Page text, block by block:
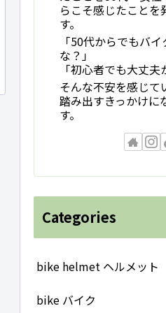
らこそ感じたことを
す。
「50代からでもバ
な？」
「初心者でも大丈夫
そんな不安を感じて
踏み出すきっかけに
す。
Categories
bike helmet ヘルメット
bike バイク